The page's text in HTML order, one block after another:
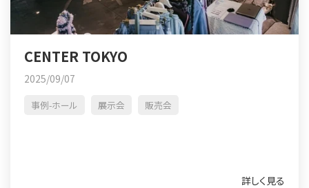
CENTER TOKYO
2025/09/07
事例-ホール 展示会 販売会
詳しく見る